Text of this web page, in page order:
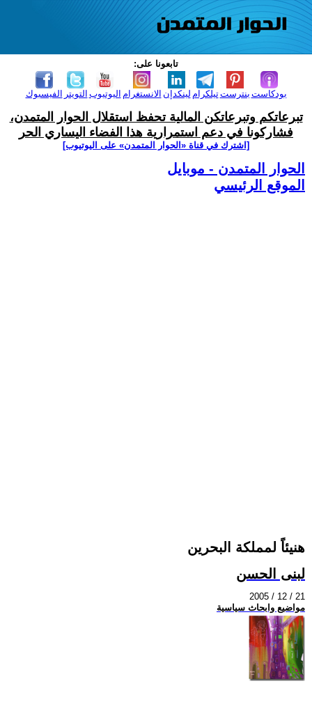
تابعونا على:
الفيسبوك التويتر اليوتيوب الانستغرام لينكدإن تيلكرامبنترست بودكاست
تبرعاتكم وتبرعاتكن المالية تحفظ استقلال الحوار المتمدن،
فشاركونا في دعم استمرارية هذا الفضاء اليساري الحر
[اشترك في قناة ‫«الحوار المتمدن» على اليوتيوب]
الحوار المتمدن - موبايل
الموقع الرئيسي
هنيئاً‮ ‬لمملكة البحرين
لبنى الحسن
2005 / 12 / 21
مواضيع وابحاث سياسية